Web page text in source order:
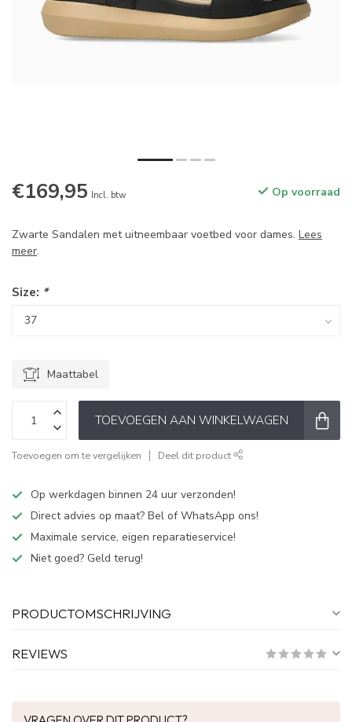
€169,95 Incl. btw Op voorraad
Zwarte Sandalen met uitneembaar voetbed voor dames. Lees
meer.
Size: *
Maattabel
TOEVOEGEN AAN WINKELWAGEN
Toevoegen om te vergelijken Deel dit product
Op werkdagen binnen 24 uur verzonden!
Direct advies op maat? Bel of WhatsApp ons!
Maximale service, eigen reparatieservice!
Niet goed? Geld terug!
PRODUCTOMSCHRIJVING
REVIEWS